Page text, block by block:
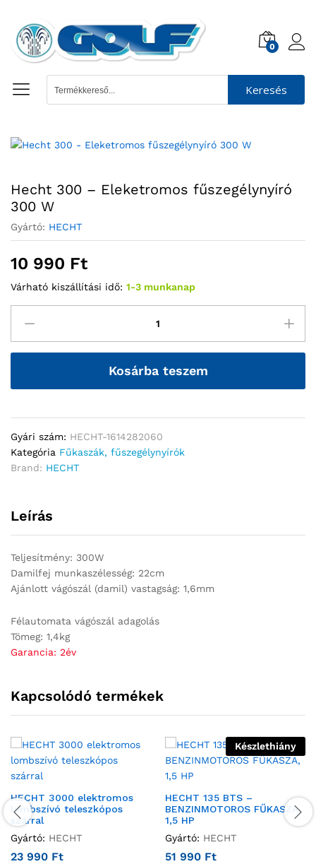
0
Keresés
Hecht 300 – Eleketromos fűszegélynyíró
300 W
Gyártó: HECHT
10 990 Ft
Várható kiszállítási idő: 1-3 munkanap
Kosárba teszem
Gyári szám: HECHT-1614282060
Kategória Fűkaszák, fűszegélynyírók
Brand: HECHT
Leírás
Teljesítmény: 300W
Damilfej munkaszélesség: 22cm
Ajánlott vágószál (damil) vastagság: 1,6mm
Félautomata vágószál adagolás
Tömeg: 1,4kg
Garancia: 2év
Kapcsolódó termékek
HECHT 3000 elektromos
lombszívó teleszkópos
szárral
Gyártó: HECHT
23 990 Ft
Készlethiány
HECHT 135 BTS –
BENZINMOTOROS FŰKASZA,
1,5 HP
Gyártó: HECHT
51 990 Ft